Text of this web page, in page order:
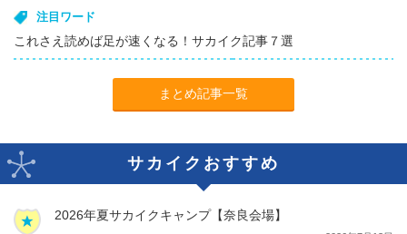
注目ワード
これさえ読めば足が速くなる！サカイク記事７選
まとめ記事一覧
サカイクおすすめ
2026年夏サカイクキャンプ【奈良会場】